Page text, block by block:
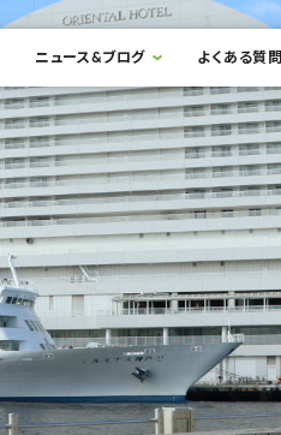
ニュース&ブログ よくある質問